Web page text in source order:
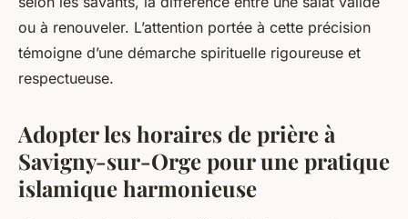
ou à renouveler. L’attention portée à cette précision
témoigne d’une démarche spirituelle rigoureuse et
respectueuse.
Adopter les horaires de prière à
Savigny-sur-Orge pour une pratique
islamique harmonieuse